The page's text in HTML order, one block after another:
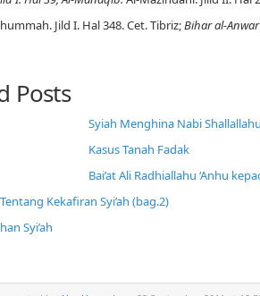
Jild I. Hal 348. Cet. Tibriz;Bihar al-Anwar
Posts
Syiah Menghina Nabi
Kasus Tanah Fadak
Bai’at Ali Radhiallahu ‘Anhu
Kekafiran Syi’ah (bag.2)
Syi’ah